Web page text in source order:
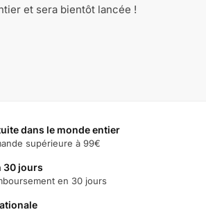
et sera bientôt lancée !
dans le monde entier
supérieure à 99€
30 jours
en 30 jours